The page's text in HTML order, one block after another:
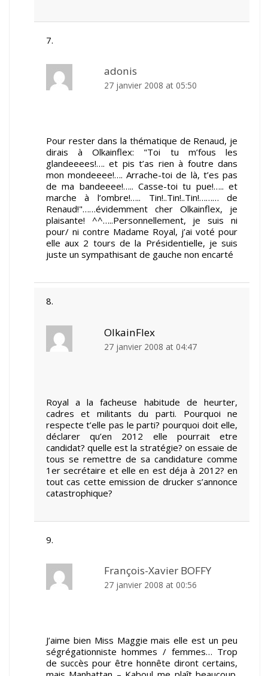
adonis
27 janvier 2008 at 05:50
Pour rester dans la thématique de Renaud, je
dirais à Olkainflex: "Toi tu m’fous les
glandeeees!…. et pis t’as rien à foutre dans
mon mondeeee!…. Arrache-toi de là, t’es pas
de ma bandeeee!….. Casse-toi tu pue!….. et
marche à l’ombre!….. Tin!..Tin!..Tin!……… de
Renaud!"……évidemment cher Olkainflex, je
plaisante! ^^…..Personnellement, je suis ni
pour/ ni contre Madame Royal, j’ai voté pour
elle aux 2 tours de la Présidentielle, je suis
juste un sympathisant de gauche non encarté
OlkainFlex
27 janvier 2008 at 04:47
Royal a la facheuse habitude de heurter,
cadres et militants du parti. Pourquoi ne
respecte t’elle pas le parti? pourquoi doit elle,
déclarer qu’en 2012 elle pourrait etre
candidat? quelle est la stratégie? on essaie de
tous se remettre de sa candidature comme
1er secrétaire et elle en est déja à 2012? en
tout cas cette emission de drucker s’annonce
catastrophique?
François-Xavier BOFFY
27 janvier 2008 at 00:56
J’aime bien Miss Maggie mais elle est un peu
ségrégationniste hommes / femmes… Trop
de succès pour être honnête diront certains,